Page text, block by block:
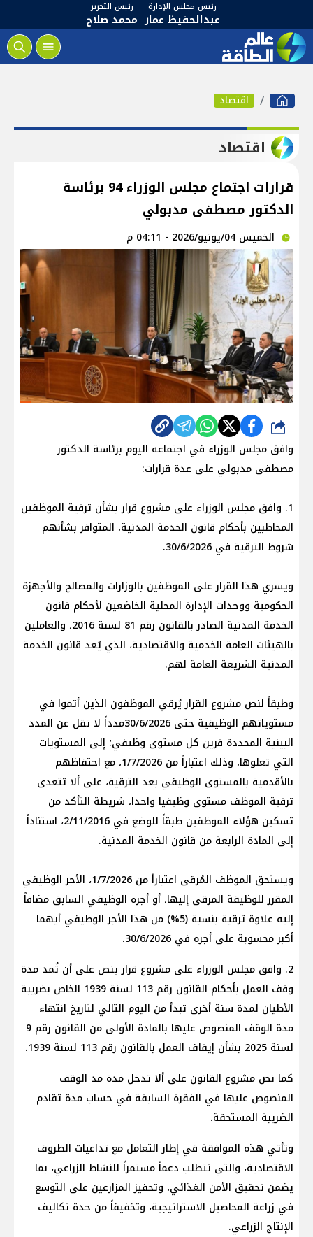
رئيس مجلس الإدارة
عبدالحفيظ عمار
رئيس التحرير
محمد صلاح
اقتصاد
اقتصاد
قرارات اجتماع مجلس الوزراء 94 برئاسة
الدكتور مصطفى مدبولي
الخميس 04/يونيو/2026 - 04:11 م
شارك
وافق مجلس الوزراء في اجتماعه اليوم برئاسة الدكتور
مصطفى مدبولي على عدة قرارات:
1. وافق مجلس الوزراء على مشروع قرار بشأن ترقية الموظفين
المخاطبين بأحكام قانون الخدمة المدنية، المتوافر بشأنهم
شروط الترقية في 30/6/2026.
ويسري هذا القرار على الموظفين بالوزارات والمصالح والأجهزة
الحكومية ووحدات الإدارة المحلية الخاضعين لأحكام قانون
الخدمة المدنية الصادر بالقانون رقم 81 لسنة 2016، والعاملين
بالهيئات العامة الخدمية والاقتصادية، الذي يُعد قانون الخدمة
المدنية الشريعة العامة لهم.
وطبقاً لنص مشروع القرار يُرقي الموظفون الذين أتموا في
مستوياتهم الوظيفية حتى 30/6/2026مدداً لا تقل عن المدد
البينية المحددة قرين كل مستوى وظيفي؛ إلى المستويات
التي تعلوها، وذلك اعتباراً من 1/7/2026، مع احتفاظهم
بالأقدمية بالمستوى الوظيفي بعد الترقية، على ألا تتعدى
ترقية الموظف مستوى وظيفيا واحدا، شريطة التأكد من
تسكين هؤلاء الموظفين طبقاً للوضع في 2/11/2016، استناداً
إلى المادة الرابعة من قانون الخدمة المدنية.
ويستحق الموظف المُرقى اعتباراً من 1/7/2026، الأجر الوظيفي
المقرر للوظيفة المرقى إليها، أو أجره الوظيفي السابق مضافاً
إليه علاوة ترقية بنسبة (5%) من هذا الأجر الوظيفي أيهما
أكبر محسوبة على أجره في 30/6/2026.
2. وافق مجلس الوزراء على مشروع قرار ينص على أن تُمد مدة
وقف العمل بأحكام القانون رقم 113 لسنة 1939 الخاص بضريبة
الأطيان لمدة سنة أخرى تبدأ من اليوم التالي لتاريخ انتهاء
مدة الوقف المنصوص عليها بالمادة الأولى من القانون رقم 9
لسنة 2025 بشأن إيقاف العمل بالقانون رقم 113 لسنة 1939.
كما نص مشروع القانون على ألا تدخل مدة مد الوقف
المنصوص عليها في الفقرة السابقة في حساب مدة تقادم
الضريبة المستحقة.
وتأتي هذه الموافقة في إطار التعامل مع تداعيات الظروف
الاقتصادية، والتي تتطلب دعماً مستمراً للنشاط الزراعي، بما
يضمن تحقيق الأمن الغذائي، وتحفيز المزارعين على التوسع
في زراعة المحاصيل الاستراتيجية، وتخفيفاً من حدة تكاليف
الإنتاج الزراعي.